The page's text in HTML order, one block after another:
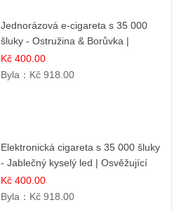
Jednorázová e-cigareta s 35 000
šluky - Ostružina & Borůvka |
Intenzivní lesní směs
Kč 400.00
Byla： Kč 918.00
Elektronická cigareta s 35 000 šluky
- Jablečný kyselý led | Osvěžující
kyselá jablka
Kč 400.00
Byla： Kč 918.00